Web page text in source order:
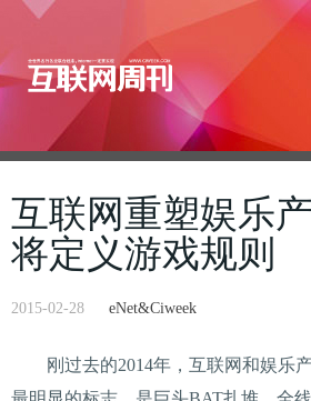
互联网重塑娱乐
将定义游戏规则
2015-02-28 eNet&Ciweek
刚过去的2014年，互联网和娱乐产